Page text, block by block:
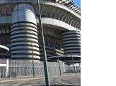
według mnie.